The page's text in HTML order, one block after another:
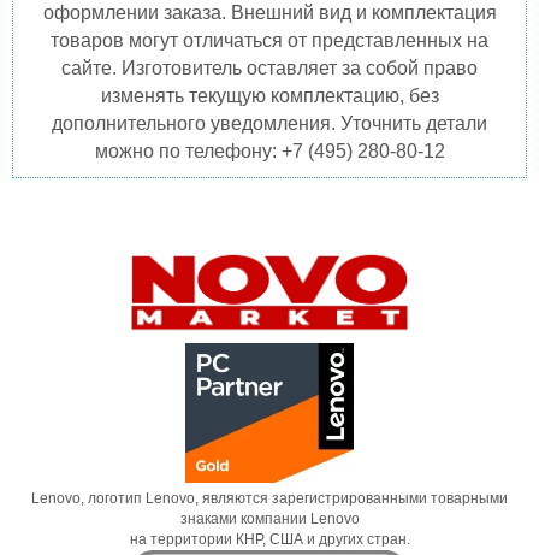
оформлении заказа. Внешний вид и комплектация
товаров могут отличаться от представленных на
сайте. Изготовитель оставляет за собой право
изменять текущую комплектацию, без
дополнительного уведомления. Уточнить детали
можно по телефону: +7 (495) 280-80-12
Lenovo, логотип Lenovo, являются зарегистрированными товарными
знаками компании Lenovo
на территории КНР, США и других стран.